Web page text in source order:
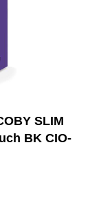
SLIM
BK CIO-